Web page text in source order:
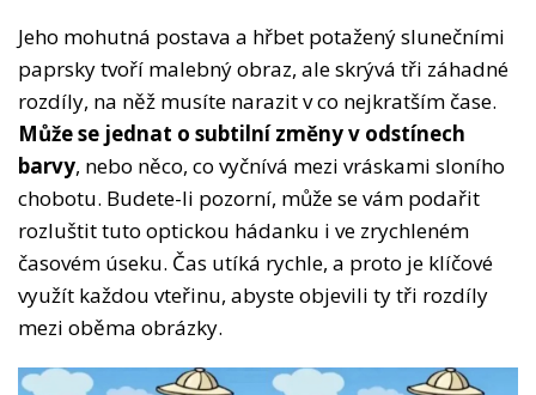
Jeho mohutná postava a hřbet potažený slunečními
paprsky tvoří malebný obraz, ale skrývá tři záhadné
rozdíly, na něž musíte narazit v co nejkratším čase.
Může se jednat o subtilní změny v odstínech
barvy, nebo něco, co vyčnívá mezi vráskami sloního
chobotu. Budete-li pozorní, může se vám podařit
rozluštit tuto optickou hádanku i ve zrychleném
časovém úseku. Čas utíká rychle, a proto je klíčové
využít každou vteřinu, abyste objevili ty tři rozdíly
mezi oběma obrázky.